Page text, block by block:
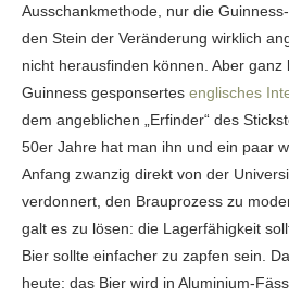
Ausschankmethode, nur die
den Stein der Veränderung wirklich
nicht herausfinden können. Aber ganz
Guinness gesponsertes englisches
dem angeblichen „Erfinder“ des
50er Jahre hat man ihn und ein paar
Anfang zwanzig direkt von der
verdonnert, den Brauprozess zu
galt es zu lösen: die Lagerfähigkeit
Bier sollte einfacher zu zapfen sein.
heute: das Bier wird in Aluminium-